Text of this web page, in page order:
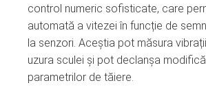
control numeric sofisticate, care
automată a vitezei în funcție de
la senzori. Aceștia pot măsura
uzura sculei și pot declanșa
parametrilor de tăiere.